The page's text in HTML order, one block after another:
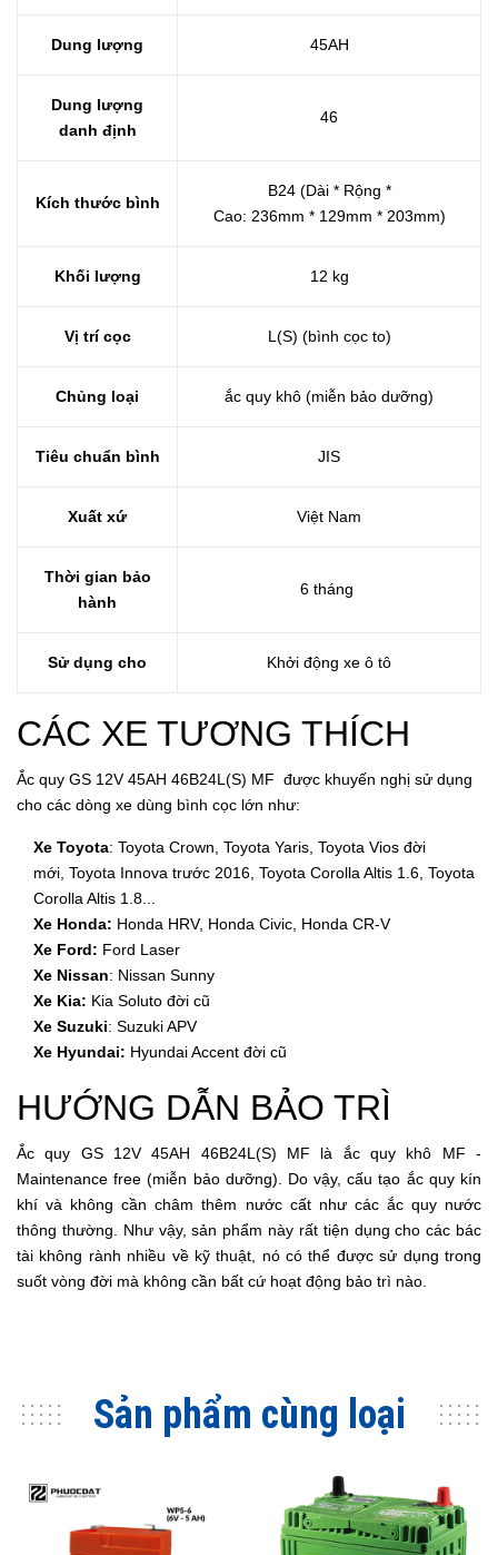
Dung lượng 45AH
Dung lượng
danh định
46
Kích thước bình
B24 (Dài * Rộng *
Cao: 236mm * 129mm * 203mm)
Khối lượng 12 kg
Vị trí cọc L(S) (bình cọc to)
Chủng loại ắc quy khô (miễn bảo dưỡng)
Tiêu chuẩn bình JIS
Xuất xứ Việt Nam
Thời gian bảo
hành
6 tháng
Sử dụng cho Khởi động xe ô tô
CÁC XE TƯƠNG THÍCH
Ắc quy GS 12V 45AH 46B24L(S) MF được khuyến nghị sử dụng
cho các dòng xe dùng bình cọc lớn như:
Xe Toyota: Toyota Crown Toyota Yaris Toyota Vios đời
mới Toyota Innova trước 2016 Toyota Corolla Altis 1.6, Toyota
Corolla Altis 1.8
Xe Honda: Honda HRV, Honda Civic Honda CR-V
Xe Ford: Ford Laser
Xe Nissan: Nissan Sunny
Xe Kia: Kia Soluto đời cũ
Xe Suzuki: Suzuki APV
Xe Hyundai: Hyundai Accent đời cũ
HƯỚNG DẪN BẢO TRÌ
Ắc quy GS 12V 45AH 46B24L(S) MF là ắc quy khô MF -
Maintenance free (miễn bảo dưỡng). Do vậy, cấu tạo ắc quy kín
khí và không cần châm thêm nước cất như các ắc quy nước
thông thường. Như vậy, sản phẩm này rất tiện dụng cho các bác
tài không rành nhiều về kỹ thuật, nó có thể được sử dụng trong
suốt vòng đời mà không cần bất cứ hoạt động bảo trì nào.
Sản phẩm cùng loại